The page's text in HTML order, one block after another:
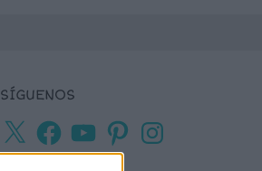
SÍGUENOS
X
Facebook
YouTubePinterestInstagram